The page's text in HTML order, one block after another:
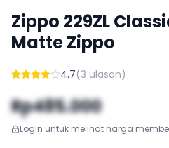
Zippo 229ZL
Matte Zippo
4.7(3 ulasan)
Rp485.000
Login untuk melihat harga